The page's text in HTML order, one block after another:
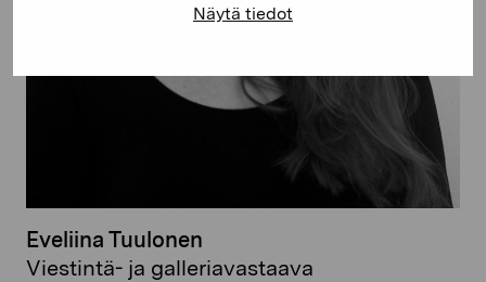
Näytä tiedot
Eveliina Tuulonen
Viestintä- ja galleriavastaava